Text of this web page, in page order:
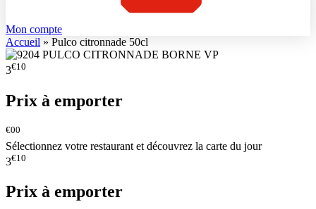
Mon compte
Accueil » Pulco citronnade 50cl
3€10
Prix à emporter
€00
Sélectionnez votre restaurant et découvrez la carte du jour
3€10
Prix à emporter